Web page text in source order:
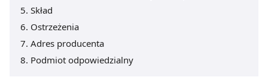
Skład
Ostrzeżenia
Adres producenta
Podmiot odpowiedzialny